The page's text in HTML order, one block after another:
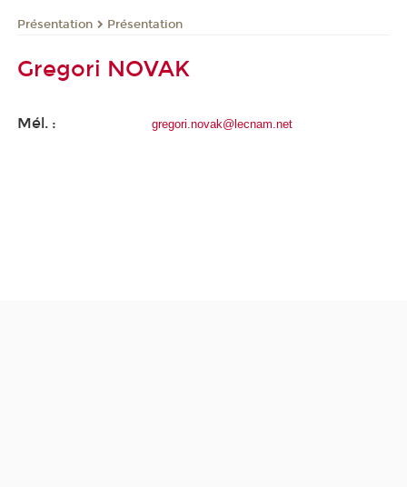
Présentation Présentation
Gregori NOVAK
Mél. : gregori.novak@lecnam.net